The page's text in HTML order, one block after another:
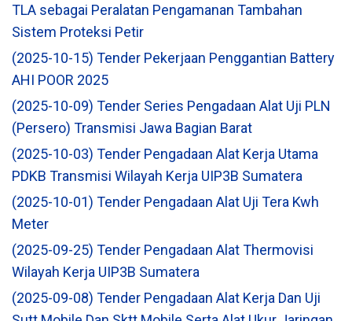
TLA sebagai Peralatan Pengamanan Tambahan
Sistem Proteksi Petir
(2025-10-15) Tender Pekerjaan Penggantian Battery
AHI POOR 2025
(2025-10-09) Tender Series Pengadaan Alat Uji PLN
(Persero) Transmisi Jawa Bagian Barat
(2025-10-03) Tender Pengadaan Alat Kerja Utama
PDKB Transmisi Wilayah Kerja UIP3B Sumatera
(2025-10-01) Tender Pengadaan Alat Uji Tera Kwh
Meter
(2025-09-25) Tender Pengadaan Alat Thermovisi
Wilayah Kerja UIP3B Sumatera
(2025-09-08) Tender Pengadaan Alat Kerja Dan Uji